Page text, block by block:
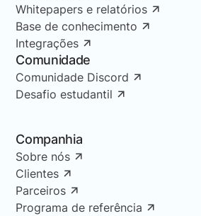
Whitepapers e relatórios
Base de conhecimento
Integrações
Comunidade
Comunidade Discord
Desafio estudantil
Companhia
Sobre nós
Clientes
Parceiros
Programa de referência